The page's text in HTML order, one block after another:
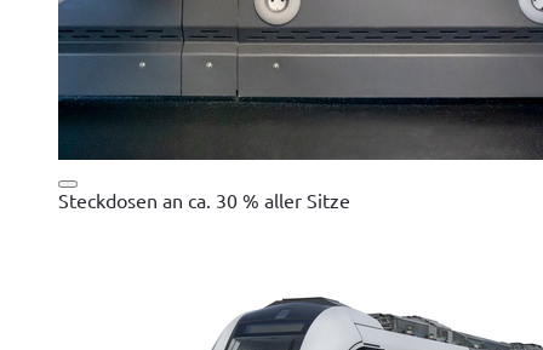
Steckdosen an ca. 30 % aller Sitze